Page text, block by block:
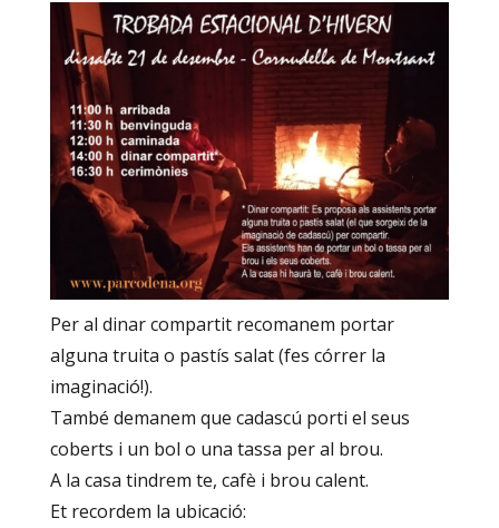
Per al dinar compartit recomanem portar
alguna truita o pastís salat (fes córrer la
imaginació!).
També demanem que cadascú porti el seus
coberts i un bol o una tassa per al brou.
A la casa tindrem te, cafè i brou calent.
Et recordem la ubicació: